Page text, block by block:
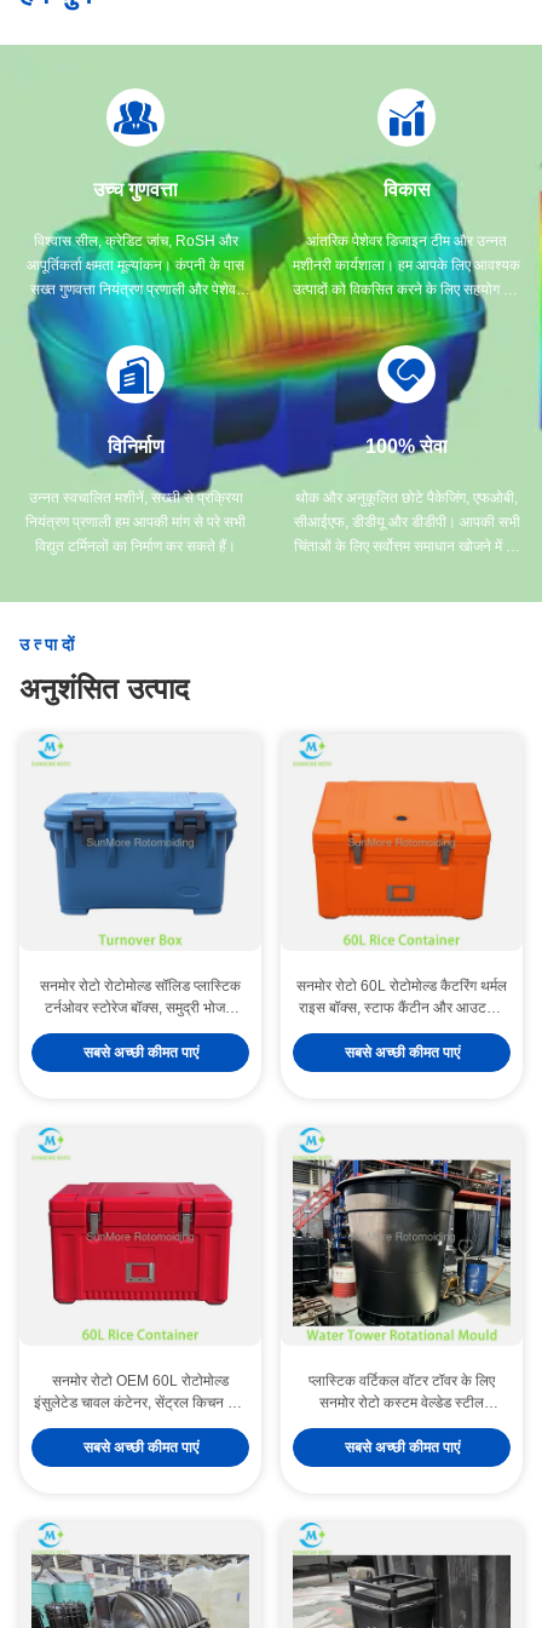
उच्च गुणवत्ता
विश्वास सील, क्रेडिट जांच, RoSH और
आपूर्तिकर्ता क्षमता मूल्यांकन। कंपनी के पास
सख्त गुणवत्ता नियंत्रण प्रणाली और पेशेवर
परीक्षण प्रयोगशाला है।
विकास
आंतरिक पेशेवर डिजाइन टीम और उन्नत
मशीनरी कार्यशाला। हम आपके लिए आवश्यक
उत्पादों को विकसित करने के लिए सहयोग कर
सकते हैं।
विनिर्माण
उन्नत स्वचालित मशीनें, सख्ती से प्रक्रिया
नियंत्रण प्रणाली हम आपकी मांग से परे सभी
विद्युत टर्मिनलों का निर्माण कर सकते हैं।
100% सेवा
थोक और अनुकूलित छोटे पैकेजिंग, एफओबी,
सीआईएफ, डीडीयू और डीडीपी। आपकी सभी
चिंताओं के लिए सर्वोत्तम समाधान खोजने में हम
उत्पादों
अनुशंसित उत्पाद
सनमोर रोटो रोटोमोल्ड सॉलिड प्लास्टिक
टर्नओवर स्टोरेज बॉक्स, समुद्री भोजन,
भोजन और लॉजिस्टिक्स सर्कुलेशन के लिए
प्लास्टिक बकल्स के साथ एयरटाइट हेवी
ड्यूटी ट्रांसपोर्ट कंटेनर
सबसे अच्छी कीमत पाएं
सनमोर रोटो 60L रोटोमोल्ड कैटरिंग थर्मल
राइस बॉक्स, स्टाफ कैंटीन और आउटडोर
कैटरिंग के लिए स्टेनलेस स्टील लैच
एयरटाइट इंसुलेटेड हॉट फूड कंटेनर
सबसे अच्छी कीमत पाएं
सनमोर रोटो OEM 60L रोटोमोल्ड
इंसुलेटेड चावल कंटेनर, सेंट्रल किचन और
स्टील बकल सील थर्मल हॉट फूड बॉक्स
सबसे अच्छी कीमत पाएं
प्लास्टिक वर्टिकल वॉटर टॉवर के लिए
सनमोर रोटो कस्टम वेल्डेड स्टील
टैंक के लिए बड़ा घूर्णी मोल्ड
सबसे अच्छी कीमत पाएं